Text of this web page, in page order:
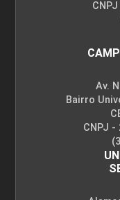
Av.
Bairro
CNPJ -